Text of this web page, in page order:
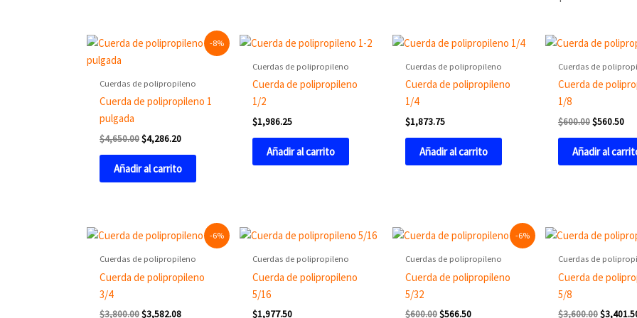
-8%
Cuerdas de polipropileno
Cuerda de polipropileno 1
pulgada
$4,650.00
Original
price
$4,286.20
Current
Añadir al carrito
Cuerdas de polipropileno
Cuerda de polipropileno
1/2
$1,986.25
Añadir al carrito
Cuerdas de polipropileno
Cuerda de polipropileno
1/4
$1,873.75
Añadir al carrito
Cuerdas de
Cuerda de
1/8
$600.00
Original
price
was:
$560.50
is:
Añadir al
-6%
Cuerdas de polipropileno
Cuerda de polipropileno
3/4
$3,800.00
Original
price
was:
$3,582.08
Current
is:
Cuerdas de polipropileno
Cuerda de polipropileno
5/16
$1,977.50
-6%
Cuerdas de polipropileno
Cuerda de polipropileno
5/32
$600.00
Original
price
was:
$566.50
Current
price
is:
Cuerdas de
Cuerda de
5/8
$3,600.00
Original
price
was:
$